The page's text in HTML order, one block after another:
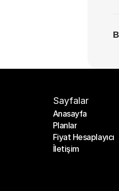
Sayfalar
Anasayfa
Anasayfa
Planlar
Planlar
Fiyat Hesaplayıcı
Fiyat Hesaplayıcı
İletişim